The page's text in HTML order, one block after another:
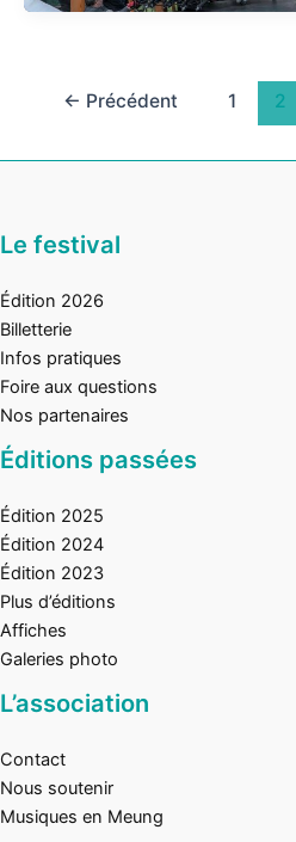
← Précédent 1 2
Le festival
Édition 2026
Billetterie
Infos pratiques
Foire aux questions
Nos partenaires
Éditions passées
Édition 2025
Édition 2024
Édition 2023
Plus d’éditions
Affiches
Galeries photo
L’association
Contact
Nous soutenir
Musiques en Meung